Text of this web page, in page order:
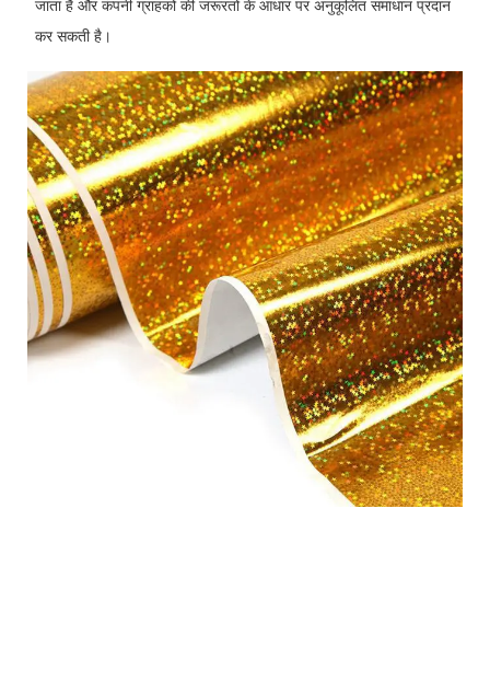
जाता है और कंपनी ग्राहकों की जरूरतों के आधार पर अनुकूलित समाधान प्रदान
कर सकती है।